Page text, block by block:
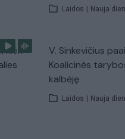
Laidos | Nauja
kiek
V. Sinkevičius
Koalicinės
kalbėję
Laidos | Nauja